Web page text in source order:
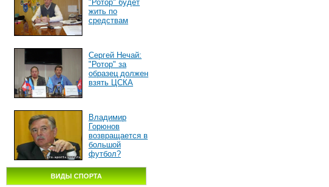
"Ротор" будет
жить по
средствам
Сергей Нечай:
"Ротор" за
образец должен
взять ЦСКА
Владимир
Горюнов
возвращается в
большой
футбол?
ВИДЫ СПОРТА